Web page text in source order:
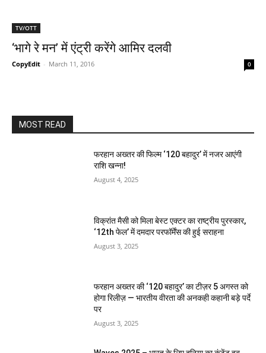
TV/OTT
‘भागे रे मन’ में एंट्री करेंगे आमिर दलवी
CopyEdit - March 11, 2016 0
MOST READ
फरहान अख्तर की फिल्म ‘120 बहादुर’ में नजर आएंगी
राशि खन्ना!
August 4, 2025
विक्रांत मैसी को मिला बेस्ट एक्टर का राष्ट्रीय पुरस्कार,
‘12th फेल’ में दमदार परफॉर्मेंस की हुई सराहना
August 3, 2025
फरहान अख्तर की ‘120 बहादुर’ का टीज़र 5 अगस्त को
होगा रिलीज़ — भारतीय वीरता की अनकही कहानी बड़े पर्दे
पर
August 3, 2025